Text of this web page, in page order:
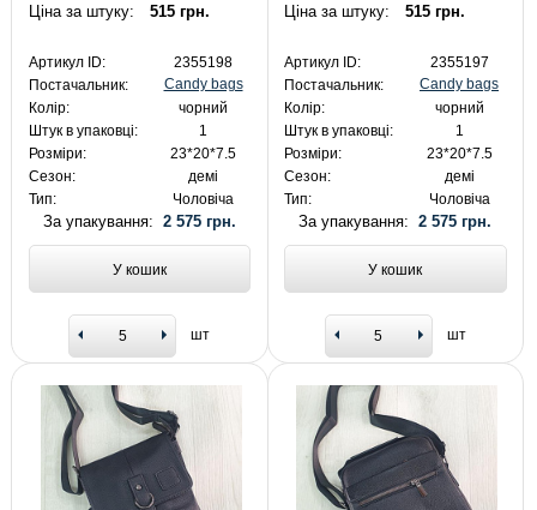
Ціна за штуку: 515 грн.
Артикул ID:
2355198
Постачальник:
Candy bags
Колір:
чорний
Штук в упаковці:
1
Розміри:
23*20*7.5
Сезон:
демі
Тип:
Чоловіча
За упакування: 2 575 грн.
У кошик
шт
Ціна за штуку: 515 грн.
Артикул ID:
2355197
Постачальник:
Candy bags
Колір:
чорний
Штук в упаковці:
1
Розміри:
23*20*7.5
Сезон:
демі
Тип:
Чоловіча
За упакування:2 575 грн.
У кошик
шт